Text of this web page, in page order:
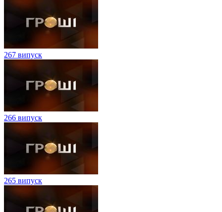
267 випуск
266 випуск
265 випуск